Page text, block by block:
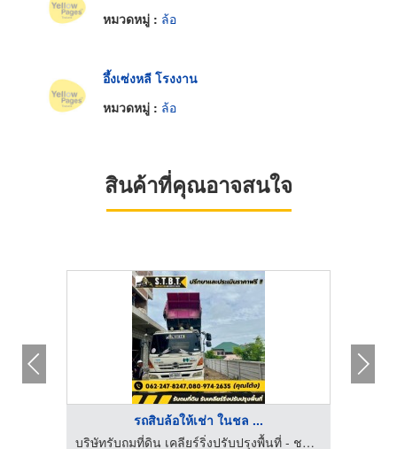
หมวดหมู่ : ล้อ
อึ้งเซ่งหลี โรงงาน
หมวดหมู่ : ล้อ
สินค้าที่คุณอาจสนใจ
รถสิบล้อให้เช่า ในชล ...
บริษัทรับถมที่ดิน เคลียร์ริ่งปรับปรุงพื้นที่ - ชลบุรี